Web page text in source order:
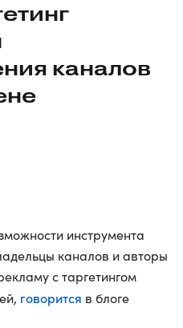
каналов
инструмента
каналов и авторы
с таргетингом
говорится в блоге